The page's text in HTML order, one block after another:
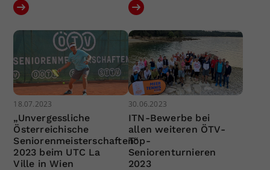
18.07.2023
„Unvergessliche
Österreichische
Seniorenmeisterschaften“
2023 beim UTC La
Ville in Wien
30.06.2023
ITN-Bewerbe bei
allen weiteren ÖTV-
Top-
Seniorenturnieren
2023